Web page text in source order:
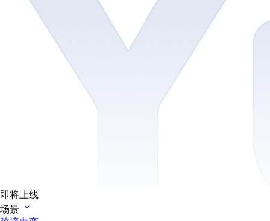
即将上线
场景